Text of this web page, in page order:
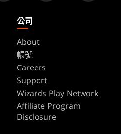
公司
About
帳號
Careers
Support
Wizards Play Network
Affiliate Program
Disclosure